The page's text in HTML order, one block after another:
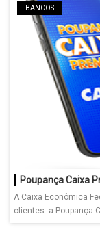
BANCOS
Poupança Caixa
A Caixa Econômica
clientes: a Poupança